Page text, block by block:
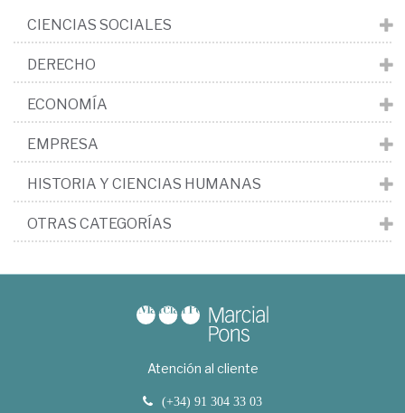
CIENCIAS SOCIALES
DERECHO
ECONOMÍA
EMPRESA
HISTORIA Y CIENCIAS HUMANAS
OTRAS CATEGORÍAS
Atención al cliente
(+34) 91 304 33 03